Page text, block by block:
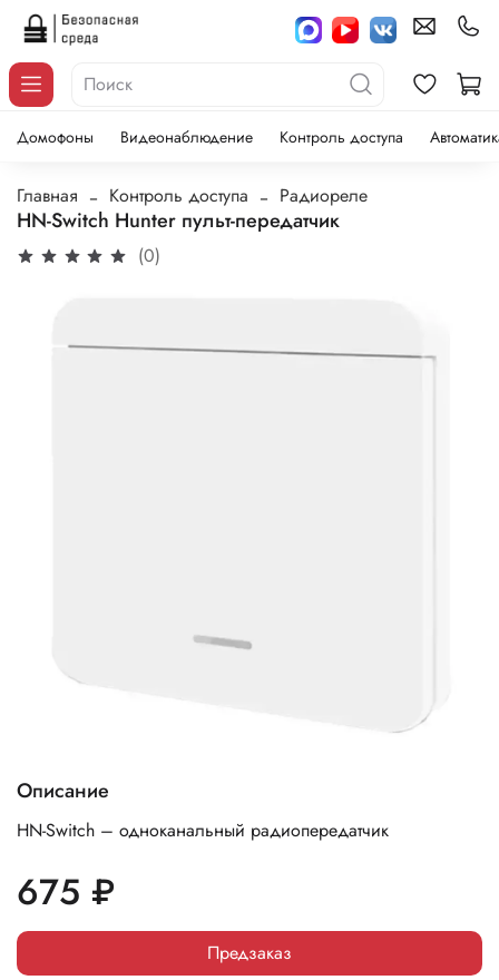
Домофоны Видеонаблюдение Контроль доступа
Главная Контроль доступа Радиореле
HN-Switch Hunter пульт-передатчик
(0)
Описание
HN-Switch – одноканальный paдиoпepeдaтчик
675 ₽
Предзаказ